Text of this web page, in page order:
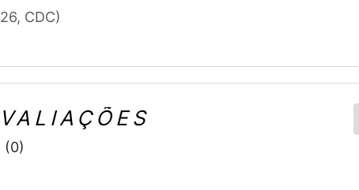
CDC)
(0)